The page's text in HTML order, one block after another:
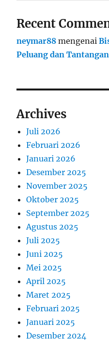
Recent
neymar88 mengenai
Peluang dan
Archives
Juli 2026
Februari 2026
Januari 2026
Desember 2025
November 2025
Oktober 2025
September 2025
Agustus 2025
Juli 2025
Juni 2025
Mei 2025
April 2025
Maret 2025
Februari 2025
Januari 2025
Desember 2024